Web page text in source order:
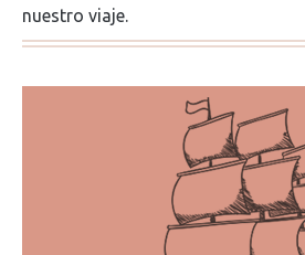
nuestro viaje.